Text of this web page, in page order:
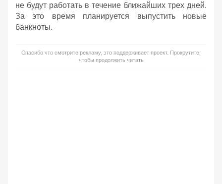
не будут работать в течение ближайших трех дней.
За это время планируется выпустить новые
банкноты.
Спасибо что смотрите рекламу, это поддерживает проект. Прокрутите,
чтобы продолжить читать